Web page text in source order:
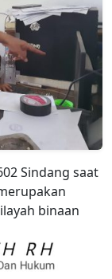
Sindang saat
binaan